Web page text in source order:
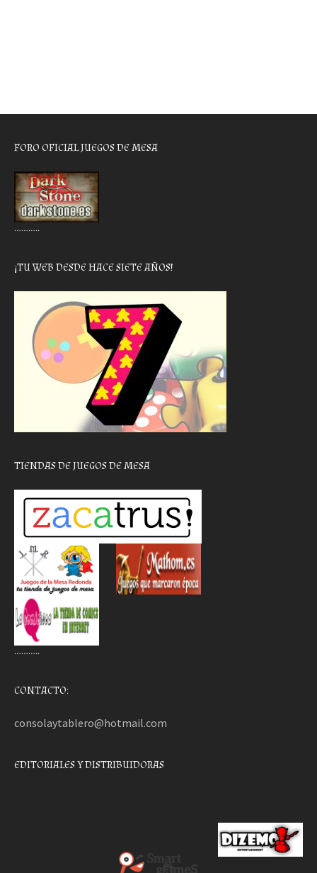
FORO OFICIAL JUEGOS DE MESA
………..
¡TU WEB DESDE HACE SIETE AÑOS!
TIENDAS DE JUEGOS DE MESA
………..
CONTACTO:
consolaytablero@hotmail.com
EDITORIALES Y DISTRIBUIDORAS